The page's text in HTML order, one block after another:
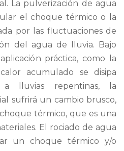
La pulverización de agua
el choque térmico o la
por las fluctuaciones de
del agua de lluvia. Bajo
práctica, como la
acumulado se disipa
a lluvias repentinas, la
sufrirá un cambio brusco,
térmico, que es una
El rociado de agua
un choque térmico y/o